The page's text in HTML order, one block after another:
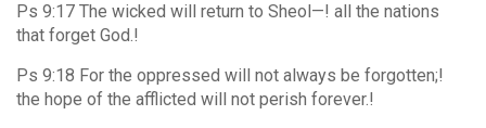
Ps 9:17 The wicked will return to Sheol—! all the nations
that forget God.!
Ps 9:18 For the oppressed will not always be forgotten;!
the hope of the afflicted will not perish forever.!